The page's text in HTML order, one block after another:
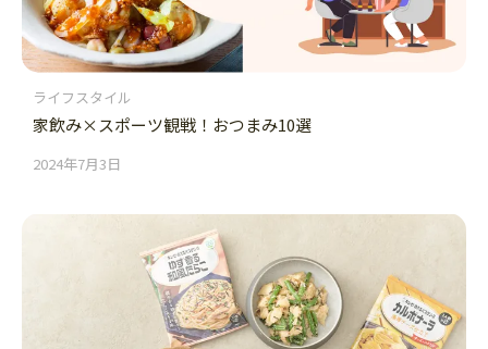
ライフスタイル
家飲み×スポーツ観戦！おつまみ10選
2024年7月3日